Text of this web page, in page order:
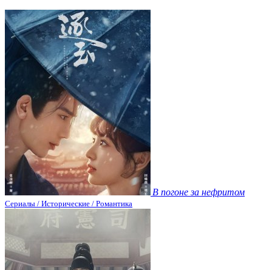
В погоне за нефритом
Сериалы / Исторические / Романтика